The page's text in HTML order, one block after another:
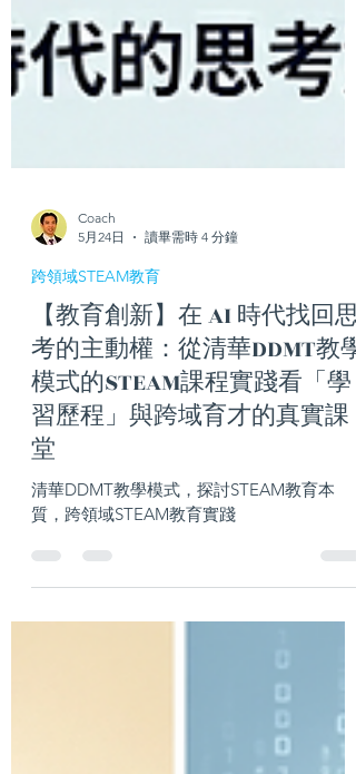
Coach
跨領域STEAM教育
【教育創新】在 AI 時代找回思
考的主動權：從清華DDMT教學
模式的STEAM課程實踐看「學
習歷程」與跨域育才的真實課
堂
清華DDMT教學模式，探討STEAM教育本